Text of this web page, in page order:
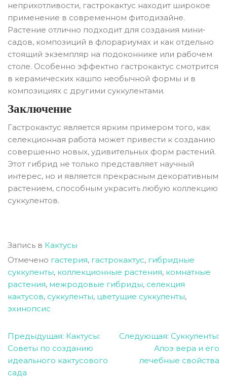
неприхотливости, гастрокактус находит широкое
применение в современном фитодизайне.
Растение отлично подходит для создания мини-
садов, композиций в флорариумах и как отдельно
стоящий экземпляр на подоконнике или рабочем
столе. Особенно эффектно гастрокактус смотрится
в керамических кашпо необычной формы и в
композициях с другими суккулентами.
Заключение
Гастрокактус является ярким примером того, как
селекционная работа может привести к созданию
совершенно новых, удивительных форм растений.
Этот гибрид не только представляет научный
интерес, но и является прекрасным декоративным
растением, способным украсить любую коллекцию
суккулентов.
Запись в Кактусы
Отмечено гастерия, гастрокактус, гибридные
суккуленты, коллекционные растения, комнатные
растения, межродовые гибриды, селекция
кактусов, суккуленты, цветущие суккуленты,
эхинопсис
Навигация
по
записям
Предыдущая: Кактусы:
Советы по созданию
идеального кактусового
сада
Следующая: Суккуленты:
Алоэ вера и его
лечебные свойства